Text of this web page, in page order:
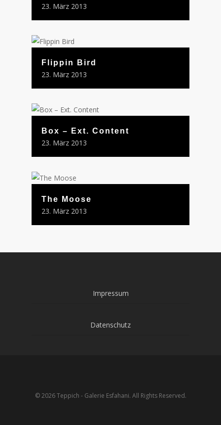
23. März 2013
Flippin Bird
23. März 2013
Box – Ext. Content
23. März 2013
The Moose
23. März 2013
Impressum
Datenschutz
© 2026 Teppich - Galerie Esfahani. All Rights Reserved.